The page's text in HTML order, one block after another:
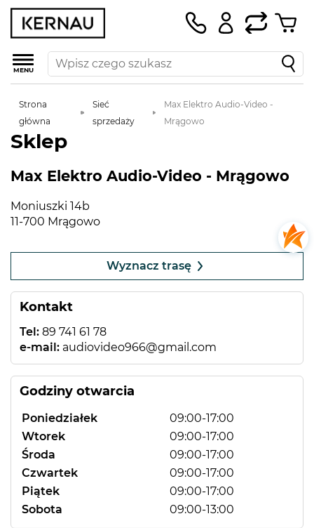
MENU
Strona
główna
Sieć
sprzedaży
Max Elektro Audio-Video -
Mrągowo
Sklep
Max Elektro Audio-Video - Mrągowo
Moniuszki 14b
11-700 Mrągowo
Kontakt
Tel: 89 741 61 78
e-mail: audiovideo966@gmail.com
Godziny otwarcia
Poniedziałek
09:00-17:00
Wtorek
09:00-17:00
Środa
09:00-17:00
Czwartek
09:00-17:00
Piątek
09:00-17:00
Sobota
09:00-13:00
−
contributors
Wyznacz trasę